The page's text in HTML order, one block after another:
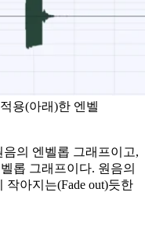
용(아래)한 엔벨
의 엔벨롭 그래프이고,
롭 그래프이다. 원음의
아지는(Fade out)듯한